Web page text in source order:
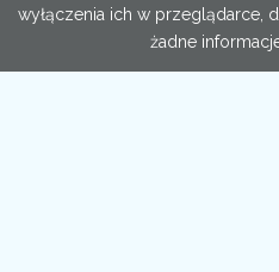
wyłączenia ich w przeglądarce,
żadne